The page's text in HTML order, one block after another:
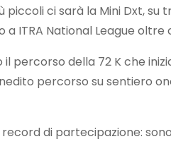
ci sarà la Mini Dxt, su
ITRA National League
percorso della 72 K che
percorso su sentiero
di partecipazione: